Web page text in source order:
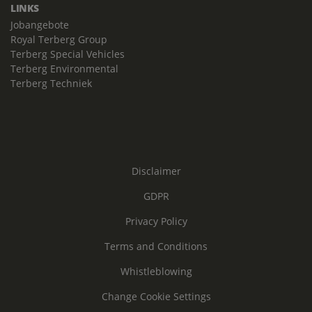
LINKS
Jobangebote
Royal Terberg Group
Terberg Special Vehicles
Terberg Environmental
Terberg Techniek
Disclaimer
GDPR
Privacy Policy
Terms and Conditions
Whistleblowing
Change Cookie Settings